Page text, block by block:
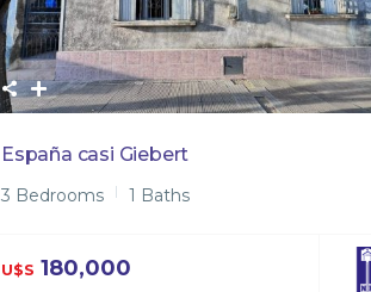
España casi Giebert
3 Bedrooms 1 Baths
U$S 180,000